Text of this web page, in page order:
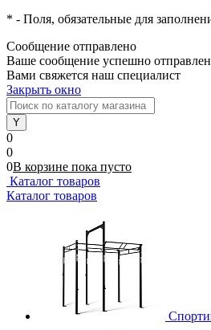
* - Поля, обязательные для
Сообщение отправлено
Ваше сообщение успешно
Вами свяжется наш специалист
Закрыть окно
0
0
0В корзине пока пусто
Каталог товаров
Каталог товаров